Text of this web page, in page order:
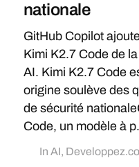
nationale
GitHub Copilot
Kimi K2.7 Code de
AI. Kimi K2.7 Code
origine soulève des
de sécurité
Code, un modèle à
In AI,